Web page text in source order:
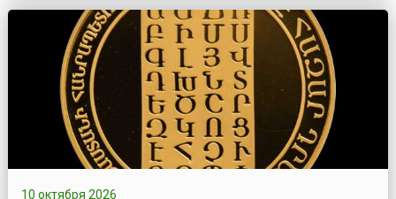
Великим (кор. 세종, 世宗, Sejong, 1397-1450).Король Седжон
обнародовал публикацию документа, представляющего
новый алфавит, в 1446 году в девятом месяце по л...
10 октября 2026